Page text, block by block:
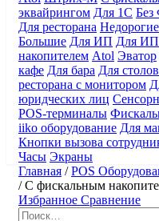
эквайрингом Для 1С
Для ресторана Недорогие
Большие Для ИП Для ИП
накопителем Atol Эватор
кафе Для бара Для
ресторана с монитором
юридческих лиц
POS-терминалы
iiko оборудование Для
Кнопки вызова
Часы Экраны
Главная /POS
/С фискальным
Избранное Сравнение
Найти: